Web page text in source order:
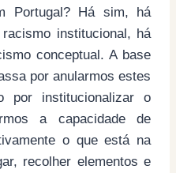
Portugal? Há sim, há
institucional, há
conceptual. A base
por anularmos estes
por institucionalizar o
a capacidade de
o que está na
recolher elementos e